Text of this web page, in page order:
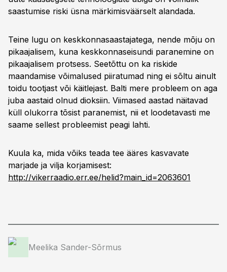
saastumise riski üsna märkimisväärselt alandada.
Teine lugu on keskkonnasaastajatega, nende mõju on
pikaajalisem, kuna keskkonnaseisundi paranemine on
pikaajalisem protsess. Seetõttu on ka riskide
maandamise võimalused piiratumad ning ei sõltu ainult
toidu tootjast või käitlejast. Balti mere probleem on aga
juba aastaid olnud dioksiin. Viimased aastad näitavad
küll olukorra tõsist paranemist, nii et loodetavasti me
saame sellest probleemist peagi lahti.
Kuula ka, mida võiks teada tee ääres kasvavate
marjade ja vilja korjamisest:
http://vikerraadio.err.ee/helid?main_id=2063601
Meelika Sander-Sõrmus